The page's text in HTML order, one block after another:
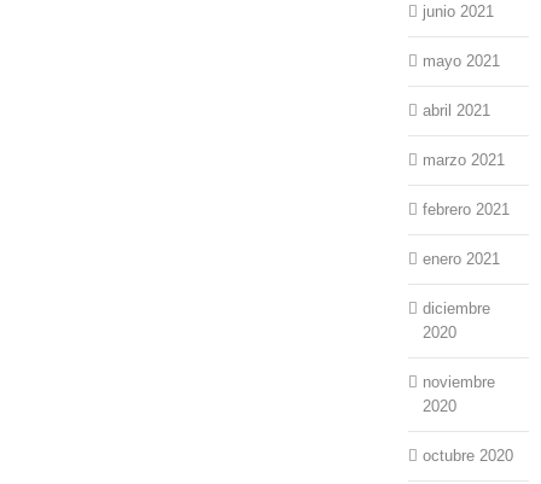
junio 2021
mayo 2021
abril 2021
marzo 2021
febrero 2021
enero 2021
diciembre
2020
noviembre
2020
octubre 2020